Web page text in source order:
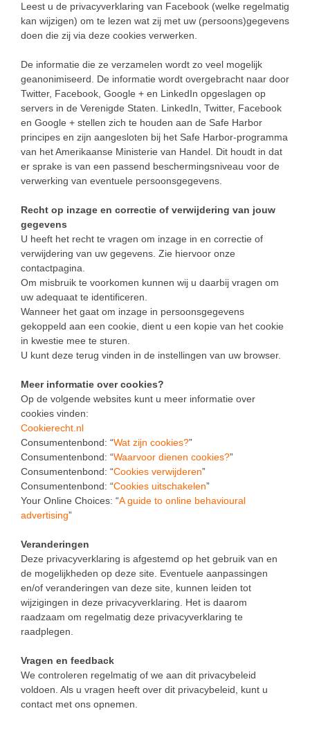
Leest u de privacyverklaring van Facebook (welke regelmatig
kan wijzigen) om te lezen wat zij met uw (persoons)gegevens
doen die zij via deze cookies verwerken.
De informatie die ze verzamelen wordt zo veel mogelijk
geanonimiseerd. De informatie wordt overgebracht naar door
Twitter, Facebook, Google + en LinkedIn opgeslagen op
servers in de Verenigde Staten. LinkedIn, Twitter, Facebook
en Google + stellen zich te houden aan de Safe Harbor
principes en zijn aangesloten bij het Safe Harbor-programma
van het Amerikaanse Ministerie van Handel. Dit houdt in dat
er sprake is van een passend beschermingsniveau voor de
verwerking van eventuele persoonsgegevens.
Recht op inzage en correctie of verwijdering van jouw
gegevens
U heeft het recht te vragen om inzage in en correctie of
verwijdering van uw gegevens. Zie hiervoor onze
contactpagina.
Om misbruik te voorkomen kunnen wij u daarbij vragen om
uw adequaat te identificeren.
Wanneer het gaat om inzage in persoonsgegevens
gekoppeld aan een cookie, dient u een kopie van het cookie
in kwestie mee te sturen.
U kunt deze terug vinden in de instellingen van uw browser.
Meer informatie over cookies?
Op de volgende websites kunt u meer informatie over
cookies vinden:
Cookierecht.nl
Consumentenbond: “Wat zijn cookies?”
Consumentenbond: “Waarvoor dienen cookies?”
Consumentenbond: “Cookies verwijderen”
Consumentenbond: “Cookies uitschakelen”
Your Online Choices: “A guide to online behavioural
advertising”
Veranderingen
Deze privacyverklaring is afgestemd op het gebruik van en
de mogelijkheden op deze site. Eventuele aanpassingen
en/of veranderingen van deze site, kunnen leiden tot
wijzigingen in deze privacyverklaring. Het is daarom
raadzaam om regelmatig deze privacyverklaring te
raadplegen.
Vragen en feedback
We controleren regelmatig of we aan dit privacybeleid
voldoen. Als u vragen heeft over dit privacybeleid, kunt u
contact met ons opnemen.